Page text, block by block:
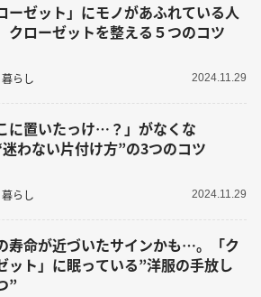
ーゼット」にモノがあふれている人
クローゼットを整える５つのコツ
らし 2024.11.29
に置いたっけ…？」がなくな
わない片付け方”の3つのコツ
らし 2024.11.29
寿命が近づいたサインかも…。「ク
ット」に眠っている”洋服の手放し
”